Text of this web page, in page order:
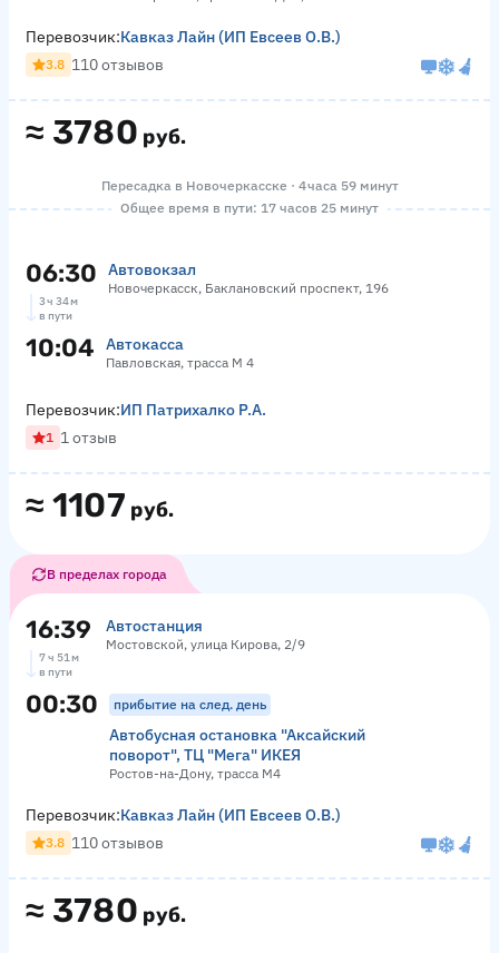
≈ 3780 руб.
Перевозчик:Кавказ Лайн (ИП Евсеев О.В.)
3.8 110 отзывов
Пересадка в Новочеркасске · 4 часа 59 минут
Общее время в пути: 17 часов 25 минут
06:30 Автовокзал
Новочеркасск, Баклановский проспект, 196
3 ч 34 м
в пути
10:04 Автокасса
Павловская, трасса М 4
≈ 1107 руб.
Перевозчик:ИП Патрихалко Р.А.
1 1 отзыв
В пределах города
16:39 Автостанция
Мостовской, улица Кирова, 2/9
7 ч 51 м
в пути
00:30 прибытие на след. день
Автобусная остановка "Аксайский
поворот", ТЦ "Мега" ИКЕЯ
Ростов-на-Дону, трасса М4
≈ 3780 руб.
Перевозчик:Кавказ Лайн (ИП Евсеев О.В.)
3.8 110 отзывов